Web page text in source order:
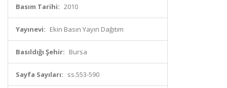
Basım Tarihi: 2010
Yayınevi: Ekin Basın Yayın Dağıtım
Basıldığı Şehir: Bursa
Sayfa Sayıları: ss.553-590